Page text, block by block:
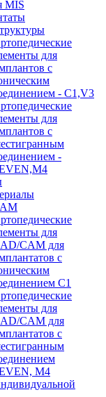
MIS
для
с
- C1,V3
для
с
-
для
CAM для
с
С1
для
CAM для
с
М4